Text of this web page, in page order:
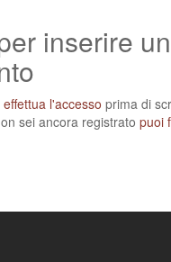
inserire un
effettua l'accesso prima di
sei ancora registrato puoi